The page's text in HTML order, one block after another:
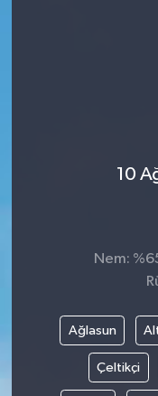
10
Nem:
Ağlasun
Çeltikçi
Yüksek